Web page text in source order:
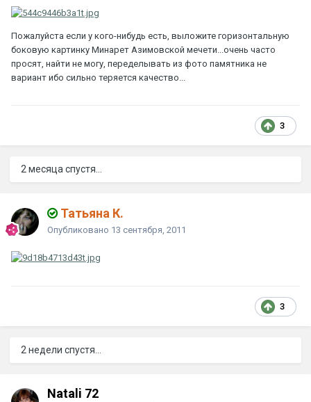
Пожалуйста если у кого-нибудь есть, выложите горизонтальную
боковую картинку Минарет Азимовской мечети...очень часто
просят, найти не могу, переделывать из фото памятника не
вариант ибо сильно теряется качество...
3
2 месяца спустя...
Татьяна К.
Опубликовано 13 сентября, 2011
3
2 недели спустя...
Natali 72